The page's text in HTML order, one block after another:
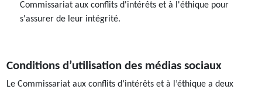
Commissariat aux conflits d'intérêts et à l'éthique pour
s'assurer de leur intégrité.
Conditions d’utilisation des médias sociaux
Le Commissariat aux conflits d’intérêts et à l’éthique a deux